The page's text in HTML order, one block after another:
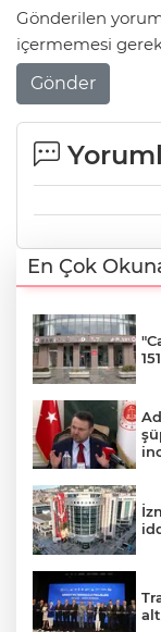
Gönderilen
içermemesi
Gönder
En Çok